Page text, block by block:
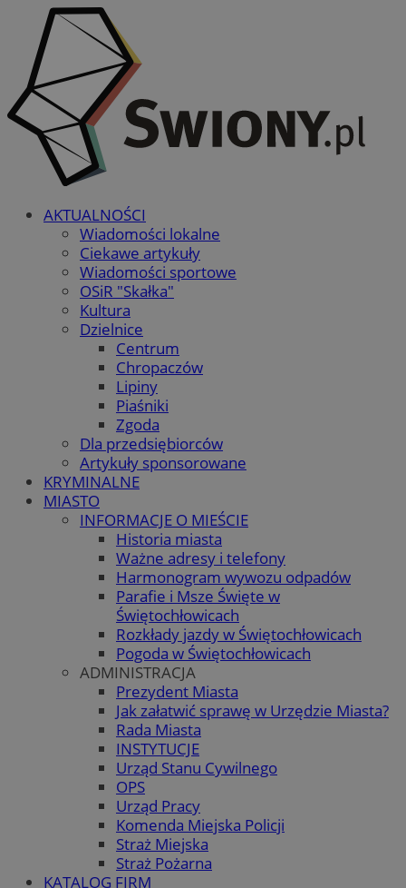
AKTUALNOŚCI
Wiadomości lokalne
Ciekawe artykuły
Wiadomości sportowe
OSiR "Skałka"
Kultura
Dzielnice
Centrum
Chropaczów
Lipiny
Piaśniki
Zgoda
Dla przedsiębiorców
Artykuły sponsorowane
KRYMINALNE
MIASTO
INFORMACJE O MIEŚCIE
Historia miasta
Ważne adresy i telefony
Harmonogram wywozu odpadów
Parafie i Msze Święte w
Świętochłowicach
Rozkłady jazdy w Świętochłowicach
Pogoda w Świętochłowicach
ADMINISTRACJA
Prezydent Miasta
Jak załatwić sprawę w Urzędzie Miasta?
Rada Miasta
INSTYTUCJE
Urząd Stanu Cywilnego
OPS
Urząd Pracy
Komenda Miejska Policji
Straż Miejska
Straż Pożarna
KATALOG FIRM